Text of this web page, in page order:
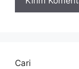
Cari